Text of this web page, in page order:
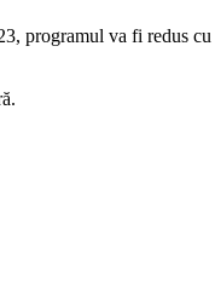
programul va fi redus